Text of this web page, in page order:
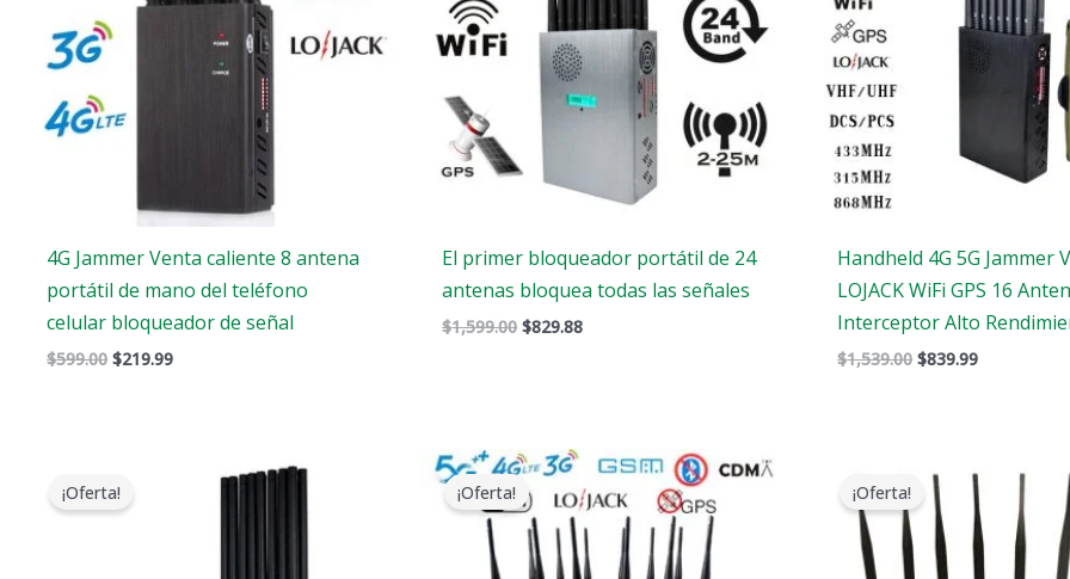
4G Jammer Venta caliente 8 antena
portátil de mano del teléfono
celular bloqueador de señal
$599.00 $219.99
El primer bloqueador portátil de 24
antenas bloquea todas las señales
$1,599.00 $829.88
Handheld 4G 5G Jammer
LOJACK WiFi GPS 16
Interceptor Alto
$1,539.00 $839.99
¡Oferta!
precio
¡Oferta!
Gama
de
precios:
$729.99
a
$749.99
¡Oferta!
precio
original
era:
$799.00.
precio
actual
es:
$559.88.